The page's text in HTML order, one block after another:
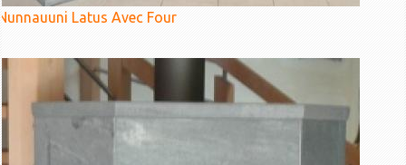
Latus Avec Four